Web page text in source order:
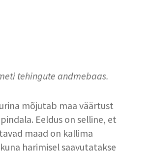
tehingute andmebaas.
mõjutab maa väärtust
Eeldus on selline, et
maad on kallima
harimisel saavutatakse